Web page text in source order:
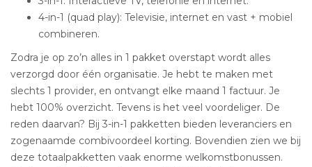
4-in-1 (quad play): Televisie, internet en vast + mobiel
combineren.
Zodra je op zo’n alles in 1 pakket overstapt wordt alles
verzorgd door één organisatie. Je hebt te maken met
slechts 1 provider, en ontvangt elke maand 1 factuur. Je
hebt 100% overzicht. Tevens is het veel voordeliger. De
reden daarvan? Bij 3-in-1 pakketten bieden leveranciers en
zogenaamde combivoordeel korting. Bovendien zien we bij
deze totaalpakketten vaak enorme welkomstbonussen.